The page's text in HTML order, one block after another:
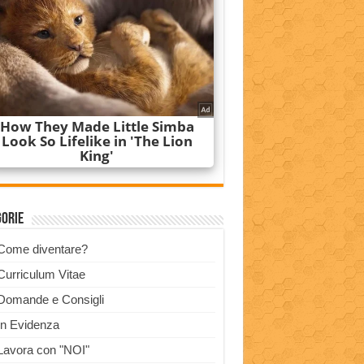
diventare?
Vitae
e Consigli
Evidenza
con "NOI"